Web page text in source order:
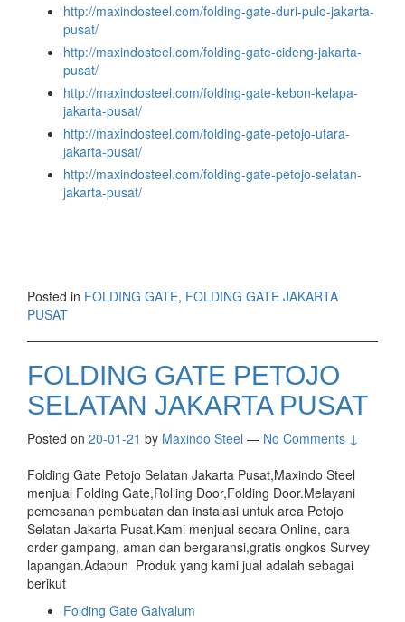
http://maxindosteel.com/folding-gate-duri-pulo-jakarta-
pusat/
http://maxindosteel.com/folding-gate-cideng-jakarta-
pusat/
http://maxindosteel.com/folding-gate-kebon-kelapa-
jakarta-pusat/
http://maxindosteel.com/folding-gate-petojo-utara-
jakarta-pusat/
http://maxindosteel.com/folding-gate-petojo-selatan-
jakarta-pusat/
Posted in FOLDING GATE, FOLDING GATE JAKARTA
PUSAT
FOLDING GATE PETOJO
SELATAN JAKARTA PUSAT
Posted on 20-01-21 by Maxindo Steel — No Comments ↓
Folding Gate Petojo Selatan Jakarta Pusat,Maxindo Steel
menjual Folding Gate,Rolling Door,Folding Door.Melayani
pemesanan pembuatan dan instalasi untuk area Petojo
Selatan Jakarta Pusat.Kami menjual secara Online, cara
order gampang, aman dan bergaransi,gratis ongkos Survey
lapangan.Adapun Produk yang kami jual adalah sebagai
berikut
Folding Gate Galvalum